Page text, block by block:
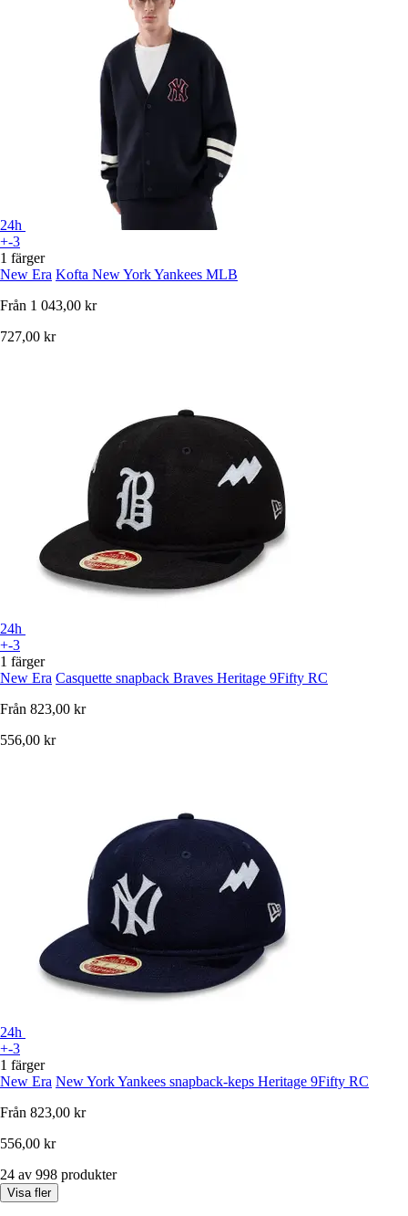
24h
+-3
1 färger
New Era Kofta New York Yankees MLB
Från 1 043,00 kr
727,00 kr
24h
+-3
1 färger
New Era Casquette snapback Braves Heritage 9Fifty RC
Från 823,00 kr
556,00 kr
24h
+-3
1 färger
New Era New York Yankees snapback-keps Heritage 9Fifty RC
Från 823,00 kr
556,00 kr
24 av 998 produkter
Visa fler